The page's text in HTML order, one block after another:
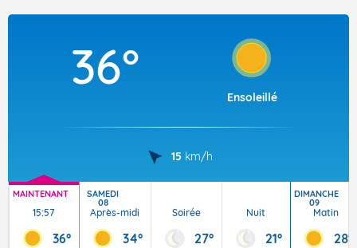
36°
Ensoleillé
15 km/h
MAINTENANT
15:57
36°
SAMEDI
08
Après-midi
34°
Soirée
27°
Nuit
21°
DIMANCHE
09
Matin
28°